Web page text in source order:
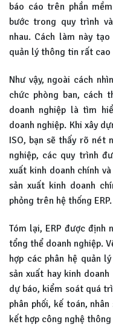
báo cáo trên phần
bước trong quy trình
nhau. Cách làm này
quản lý thông tin rất cao
Như vậy, ngoài cách
chức phòng ban, cách
doanh nghiệp là tìm
doanh nghiệp. Khi xây
ISO, bạn sẽ thấy rõ nét
nghiệp, các quy trình
xuất kinh doanh chính
sản xuất kinh doanh
phỏng trên hệ thống ERP.
Tóm lại, ERP được định
tổng thể doanh nghiệp.
hợp các phân hệ quản
sản xuất hay kinh
dự báo, kiểm soát quá
phân phối, kế toán,
kết hợp công nghệ